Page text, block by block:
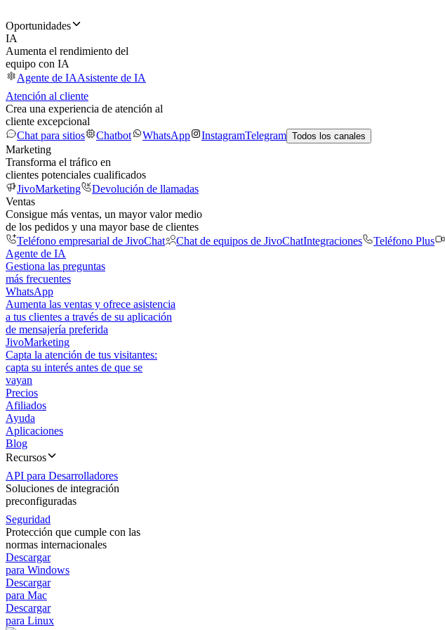
Oportunidades
IA
Aumenta el rendimiento del
equipo con IA
Agente de IAAsistente de IA
Atención al cliente
Crea una experiencia de atención al
cliente excepcional
Chat para sitios
Chatbot WhatsApp InstagramTelegram Todos los canales
Marketing
Transforma el tráfico en
clientes potenciales cualificados
JivoMarketing
Devolución de llamadas
Ventas
Consigue más ventas, un mayor valor medio
de los pedidos y una mayor base de clientes
Teléfono empresarial de JivoChat
Chat de equipos de JivoChatIntegraciones Teléfono Plus
Agente de IA
Gestiona las preguntas
más frecuentes
WhatsApp
Aumenta las ventas y ofrece asistencia
a tus clientes a través de su aplicación
de mensajería preferida
JivoMarketing
Capta la atención de tus visitantes:
capta su interés antes de que se
vayan
Precios
Afiliados
Ayuda
Aplicaciones
Blog
Recursos
API para Desarrolladores
Soluciones de integración
preconfiguradas
Seguridad
Protección que cumple con las
normas internacionales
Descargar
para Windows
Descargar
para Mac
Descargar
para Linux